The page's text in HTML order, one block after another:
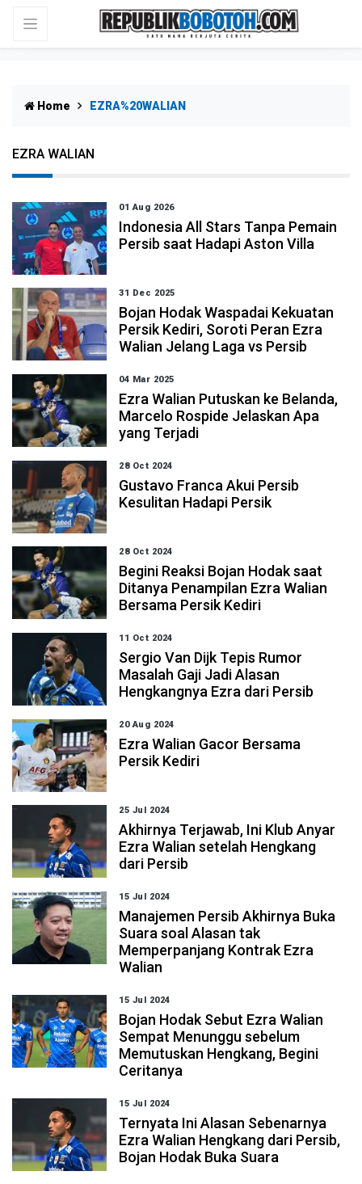
Home EZRA%20WALIAN
EZRA WALIAN
01 Aug 2026
Indonesia All Stars Tanpa Pemain
Persib saat Hadapi Aston Villa
31 Dec 2025
Bojan Hodak Waspadai Kekuatan
Persik Kediri, Soroti Peran Ezra
Walian Jelang Laga vs Persib
04 Mar 2025
Ezra Walian Putuskan ke Belanda,
Marcelo Rospide Jelaskan Apa
yang Terjadi
28 Oct 2024
Gustavo Franca Akui Persib
Kesulitan Hadapi Persik
28 Oct 2024
Begini Reaksi Bojan Hodak saat
Ditanya Penampilan Ezra Walian
Bersama Persik Kediri
11 Oct 2024
Sergio Van Dijk Tepis Rumor
Masalah Gaji Jadi Alasan
Hengkangnya Ezra dari Persib
20 Aug 2024
Ezra Walian Gacor Bersama
Persik Kediri
25 Jul 2024
Akhirnya Terjawab, Ini Klub Anyar
Ezra Walian setelah Hengkang
dari Persib
15 Jul 2024
Manajemen Persib Akhirnya Buka
Suara soal Alasan tak
Memperpanjang Kontrak Ezra
Walian
15 Jul 2024
Bojan Hodak Sebut Ezra Walian
Sempat Menunggu sebelum
Memutuskan Hengkang, Begini
Ceritanya
15 Jul 2024
Ternyata Ini Alasan Sebenarnya
Ezra Walian Hengkang dari Persib,
Bojan Hodak Buka Suara